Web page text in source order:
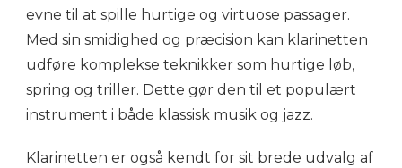
evne til at spille hurtige og virtuose passager.
Med sin smidighed og præcision kan klarinetten
udføre komplekse teknikker som hurtige løb,
spring og triller. Dette gør den til et populært
instrument i både klassisk musik og jazz.
Klarinetten er også kendt for sit brede udvalg af